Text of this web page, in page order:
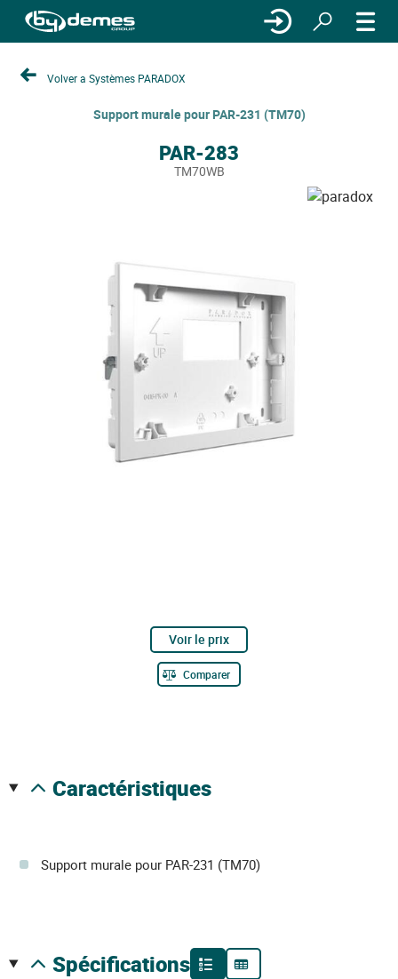
Volver a Systèmes PARADOX
Support murale pour PAR-231 (TM70)
PAR-283
TM70WB
Voir le prix
Comparer
caractéristiques
Support murale pour PAR-231 (TM70)
spécifications